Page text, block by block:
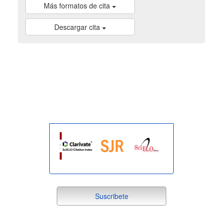
Más formatos de cita
Descargar cita
suscribete
Suscribete